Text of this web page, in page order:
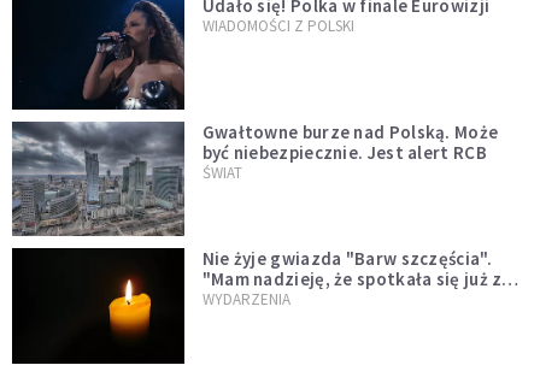
Udało się! Polka w finale Eurowizji
WIADOMOŚCI Z POLSKI
Gwałtowne burze nad Polską. Może
być niebezpiecznie. Jest alert RCB
ŚWIAT
Nie żyje gwiazda "Barw szczęścia".
"Mam nadzieję, że spotkała się już z
Bogiem, którego tak bardzo kochała"
WYDARZENIA